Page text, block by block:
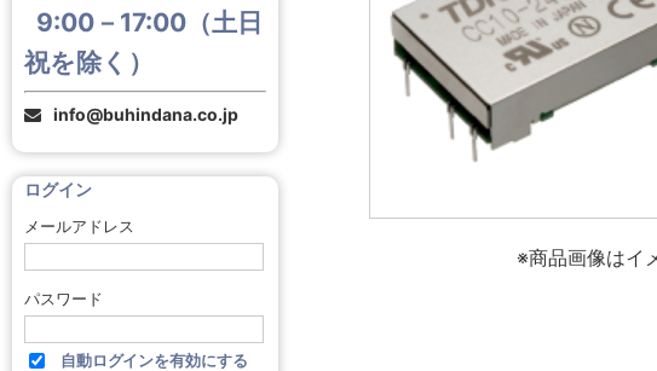
9:00－17:00（土日
祝を除く）
info@buhindana.co.jp
ログイン
メールアドレス
パスワード
自動ログインを有効にする
※商品画像はイ